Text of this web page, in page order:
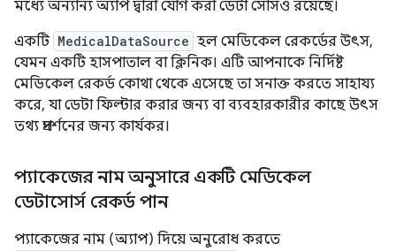
মধ্যে অন্যান্য অ্যাপ দ্বারা যোগ করা ডেটা সোর্সও রয়েছে।
একটি MedicalDataSource হল মেডিকেল রেকর্ডের উৎস,
যেমন একটি হাসপাতাল বা ক্লিনিক। এটি আপনাকে নির্দিষ্ট
মেডিকেল রেকর্ড কোথা থেকে এসেছে তা সনাক্ত করতে সাহায্য
করে, যা ডেটা ফিল্টার করার জন্য বা ব্যবহারকারীর কাছে উৎস
তথ্য প্রদর্শনের জন্য কার্যকর।
প্যাকেজের নাম অনুসারে একটি মেডিকেল
ডেটাসোর্স রেকর্ড পান
প্যাকেজের নাম (অ্যাপ) দিয়ে অনুরোধ করতে